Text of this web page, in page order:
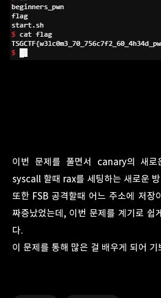
이번 문제를 풀면서 canary의 새로
syscall 할때 rax를 세팅하는 새로운
또한 FSB 공격할때 어느 주소에 저장
짜증났었는데, 이번 문제를 계기로 쉽
다.
이 문제를 통해 많은 걸 배우게 되어 기